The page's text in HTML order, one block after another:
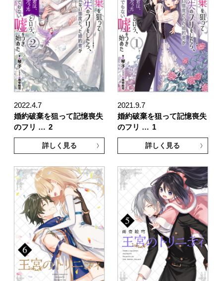
2022.4.7
婚約破棄を狙って記憶喪失
のフリ … 2
詳しく見る
2021.9.7
婚約破棄を狙って記憶喪失
のフリ … 1
詳しく見る